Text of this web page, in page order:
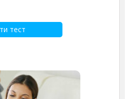
тест